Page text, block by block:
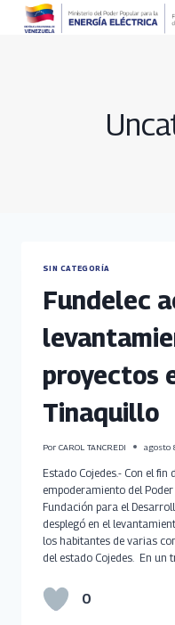
Saltar
SIN CATEGORÍA
Fundelec
proyectos
Tinaquillo
Por CAROL TANCREDI agosto
Estado Cojedes.- Con el
empoderamiento del
Fundación para el
desplegó en el
los habitantes de varias
del estado Cojedes. En un
0